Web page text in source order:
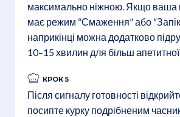
максимально ніжною. Якщо ваша
має режим “Смаження” або
наприкінці можна додатково
10–15 хвилин для більш
КРОК 5
Після сигналу готовності
посипте курку подрібненим